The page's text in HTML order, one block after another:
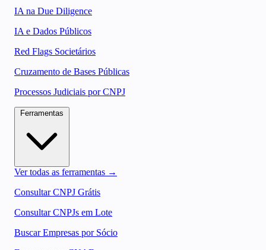
IA na Due Diligence
IA e Dados Públicos
Red Flags Societários
Cruzamento de Bases Públicas
Processos Judiciais por CNPJ
Ver todas as ferramentas →
Consultar CNPJ Grátis
Consultar CNPJs em Lote
Buscar Empresas por Sócio